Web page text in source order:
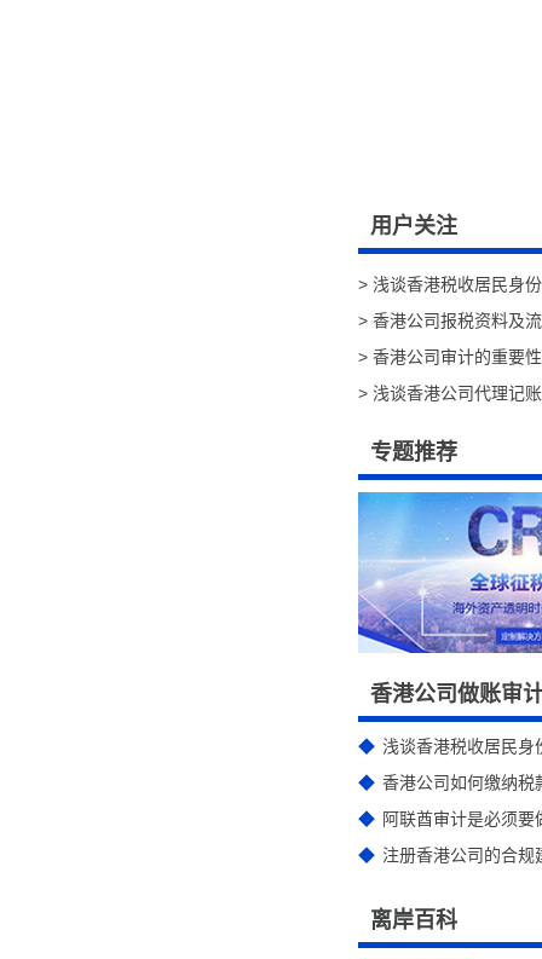
用户关注
浅谈香港税收居民身
香港公司报税资料及流
香港公司审计的重要性
浅谈香港公司代理记
专题推荐
香港公司做账审
浅谈香港税收居民身
香港公司如何缴纳税
阿联酋审计是必须
注册香港公司的合
离岸百科